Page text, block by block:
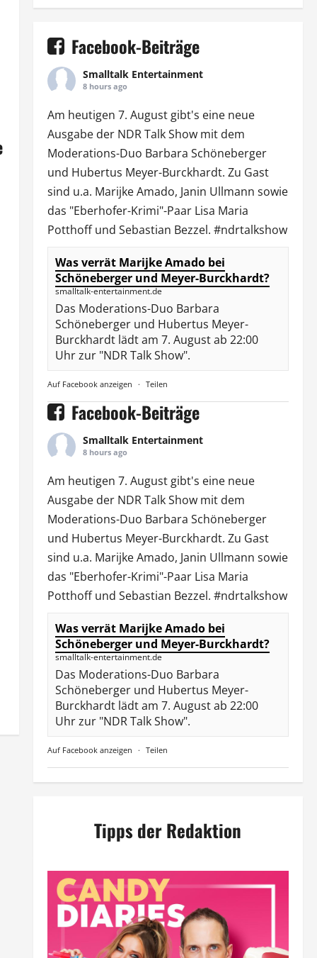
Facebook-Beiträge
Smalltalk Entertainment
8 hours ago
Am heutigen 7. August gibt's eine neue
Ausgabe der NDR Talk Showmit dem
Moderations-Duo Barbara Schöneberger
und Hubertus Meyer-Burckhardt. Zu Gast
sind u.a. Marijke Amado, Janin Ullmann sowie
das "Eberhofer-Krimi"-Paar Lisa Maria
Potthoff und Sebastian Bezzel. #ndrtalkshow
Was verrät Marijke Amado bei
Schöneberger und Meyer-Burckhardt?
smalltalk-entertainment.de
Das Moderations-Duo Barbara
Schöneberger und Hubertus Meyer-
Burckhardt lädt am 7. August ab 22:00
Uhr zur "NDR Talk Show".
Auf Facebook anzeigen · Teilen
Facebook-Beiträge
Smalltalk Entertainment
8 hours ago
Am heutigen 7. August gibt's eine neue
Ausgabe der NDR Talk Showmit dem
Moderations-Duo Barbara Schöneberger
und Hubertus Meyer-Burckhardt. Zu Gast
sind u.a. Marijke Amado, Janin Ullmann sowie
das "Eberhofer-Krimi"-Paar Lisa Maria
Potthoff und Sebastian Bezzel. #ndrtalkshow
Was verrät Marijke Amado bei
Schöneberger und Meyer-Burckhardt?
smalltalk-entertainment.de
Das Moderations-Duo Barbara
Schöneberger und Hubertus Meyer-
Burckhardt lädt am 7. August ab 22:00
Uhr zur "NDR Talk Show".
Auf Facebook anzeigen · Teilen
Tipps der Redaktion